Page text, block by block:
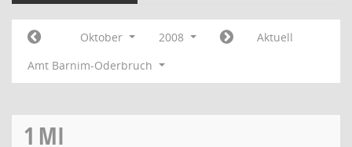
Oktober 2008
Aktuell
Amt Barnim-Oderbruch
1 MI